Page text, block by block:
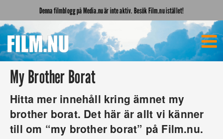
Denna filmblogg på Media.nu är inte aktiv. Besök Film.nu istället!
My Brother Borat
Hitta mer innehåll kring ämnet my
brother borat. Det här är allt vi känner
till om “my brother borat” på Film.nu.